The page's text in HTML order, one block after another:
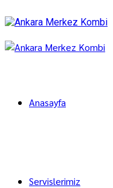
Anasayfa
Servislerimiz